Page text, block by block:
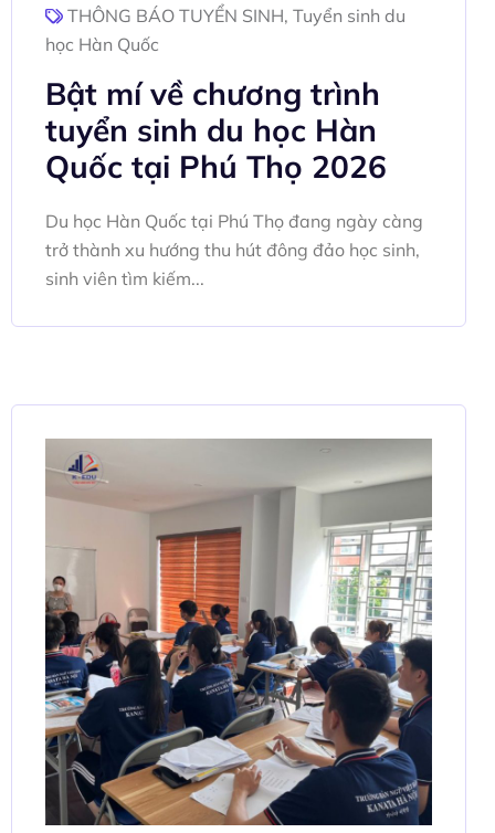
THÔNG BÁO TUYỂN SINH, Tuyển sinh du
học Hàn Quốc
Bật mí về chương trình
tuyển sinh du học Hàn
Quốc tại Phú Thọ 2026
Du học Hàn Quốc tại Phú Thọ đang ngày càng
trở thành xu hướng thu hút đông đảo học sinh,
sinh viên tìm kiếm...